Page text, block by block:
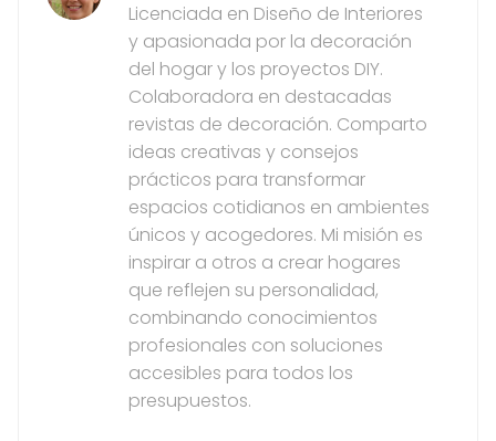
Licenciada en Diseño de Interiores
y apasionada por la decoración
del hogar y los proyectos DIY.
Colaboradora en destacadas
revistas de decoración. Comparto
ideas creativas y consejos
prácticos para transformar
espacios cotidianos en ambientes
únicos y acogedores. Mi misión es
inspirar a otros a crear hogares
que reflejen su personalidad,
combinando conocimientos
profesionales con soluciones
accesibles para todos los
presupuestos.